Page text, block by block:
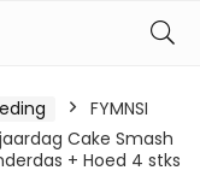
FYMNSI
Cake Smash
+ Hoed 4 stks